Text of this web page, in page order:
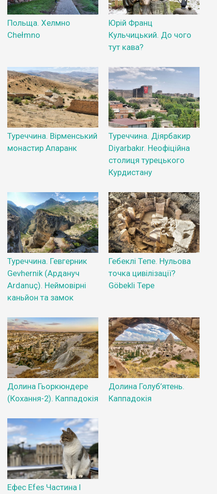
Польща. Хелмно
Chełmno
Юрій Франц
Кульчицький. До чого
тут кава?
Туреччина. Вірменський
монастир Апаранк
Туреччина. Діярбакир
Diyarbakır. Неофіційна
столиця турецького
Курдистану
Туреччина. Гевгерник
Gevhernik (Ардануч
Ardanuç). Неймовірні
каньйон та замок
Гебеклі Тепе. Нульова
точка цивілізації?
Göbekli Tepe
Долина Гьоркюндере
(Кохання-2). Каппадокія
Долина Голуб’ятень.
Каппадокія
Ефес Efes Частина І